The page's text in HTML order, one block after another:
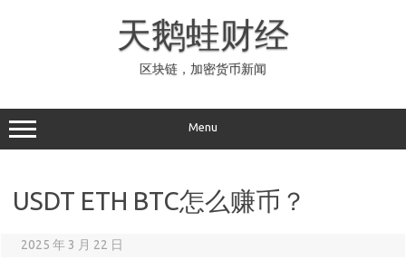
天鹅蛙财经
区块链，加密货币新闻
Menu
USDT ETH BTC怎么赚币？
2025 年 3 月 22 日